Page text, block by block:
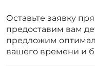
Оставьте заявку
предоставим вам
предложим
вашего времени и